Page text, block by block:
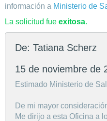
información a Ministerio de
La solicitud fue exitosa.
De: Tatiana Scherz
15 de noviembre de
Estimado Ministerio de
De mi mayor
Me dirijo a esta Oficina a